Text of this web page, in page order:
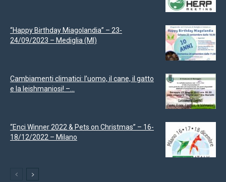
“Happy Birthday Miagolandia” – 23-
24/09/2023 – Mediglia (MI)
Cambiamenti climatici: l’uomo, il cane, il gatto
e la leishmaniosi! –...
“Enci Winner 2022 & Pets on Christmas” – 16-
18/12/2022 – Milano